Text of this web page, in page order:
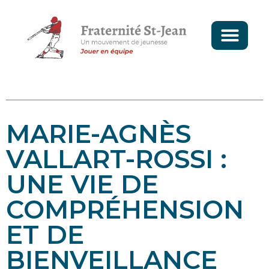
LE DOMAINE DE
AU DIAPASON DE
MARIE-AGNÈS
VALLART-ROSSI :
UNE VIE DE
COMPRÉHENSION
ET DE
BIENVEILLANCE